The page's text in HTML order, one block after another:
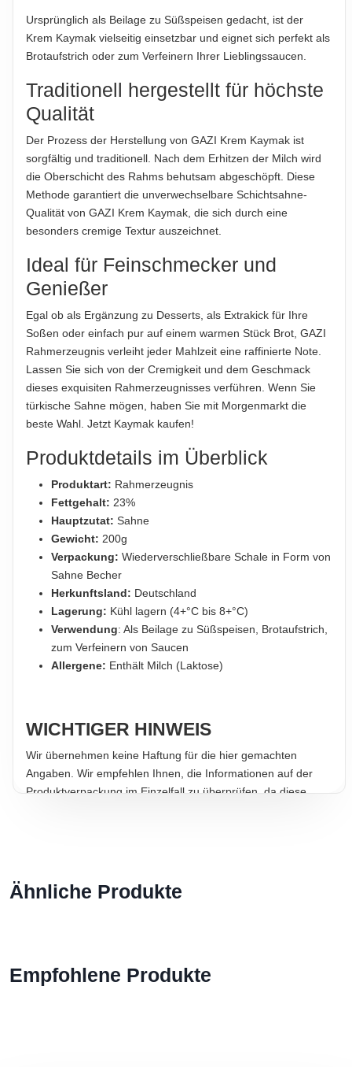
Produktverpackung; nur diese sind verbindlich.
ABTROPFGEWICHT
200g
NETTOFÜLLMENGE
220g
HERSTELLER
Garmo AG, Holderäckerstraße 10, 70499 Stuttgart,
Deutschland
IMPORTEUR
Garmo AG, Holderäckerstraße 10, 70499 Stuttgart,
übernommen. Bitte prüfen Sie die Angaben auf der jeweiligen
Ursprünglich als Beilage zu Süßspeisen gedacht, ist der
Krem Kaymak vielseitig einsetzbar und eignet sich perfekt als
Brotaufstrich oder zum Verfeinern Ihrer Lieblingssaucen.
Traditionell hergestellt für höchste
Qualität
Der Prozess der Herstellung von GAZI Krem Kaymak ist
sorgfältig und traditionell. Nach dem Erhitzen der Milch wird
die Oberschicht des Rahms behutsam abgeschöpft. Diese
Methode garantiert die unverwechselbare Schichtsahne-
Qualität von GAZI Krem Kaymak, die sich durch eine
besonders cremige Textur auszeichnet.
Ideal für Feinschmecker und
Genießer
Egal ob als Ergänzung zu Desserts, als Extrakick für Ihre
Soßen oder einfach pur auf einem warmen Stück Brot, GAZI
Rahmerzeugnis verleiht jeder Mahlzeit eine raffinierte Note.
Lassen Sie sich von der Cremigkeit und dem Geschmack
dieses exquisiten Rahmerzeugnisses verführen. Wenn Sie
türkische Sahne mögen, haben Sie mit Morgenmarkt die
beste Wahl. Jetzt Kaymak kaufen!
Produktdetails im Überblick
Produktart: Rahmerzeugnis
Fettgehalt: 23%
Hauptzutat: Sahne
Gewicht: 200g
Verpackung: Wiederverschließbare Schale in Form von
Sahne Becher
Herkunftsland: Deutschland
Lagerung: Kühl lagern (4+°C bis 8+°C)
Verwendung: Als Beilage zu Süßspeisen, Brotaufstrich,
zum Verfeinern von Saucen
Allergene: Enthält Milch (Laktose)
WICHTIGER HINWEIS
Wir übernehmen keine Haftung für die hier gemachten
Angaben. Wir empfehlen Ihnen, die Informationen auf der
Produktverpackung im Einzelfall zu überprüfen, da diese
Ähnliche Produkte
Empfohlene Produkte